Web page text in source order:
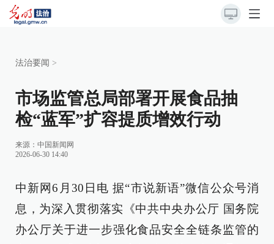
法治要闻 >
市场监管总局部署开展食品抽
检“蓝军”扩容提质增效行动
来源： 中国新闻网
2026-06-30 14:40
中新网6月30日电 据“市说新语”微信公众号消
息，为深入贯彻落实《中共中央办公厅 国务院
办公厅关于进一步强化食品安全全链条监管的